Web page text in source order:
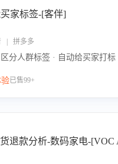
家标签-[客伴]
| 拼多多
分人群标签 · 自动给买家打标
已售99+
退款分析-数码家电-[VOC